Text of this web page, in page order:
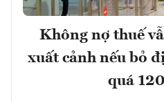
Không nợ thuế
xuất cảnh nếu bỏ
quá